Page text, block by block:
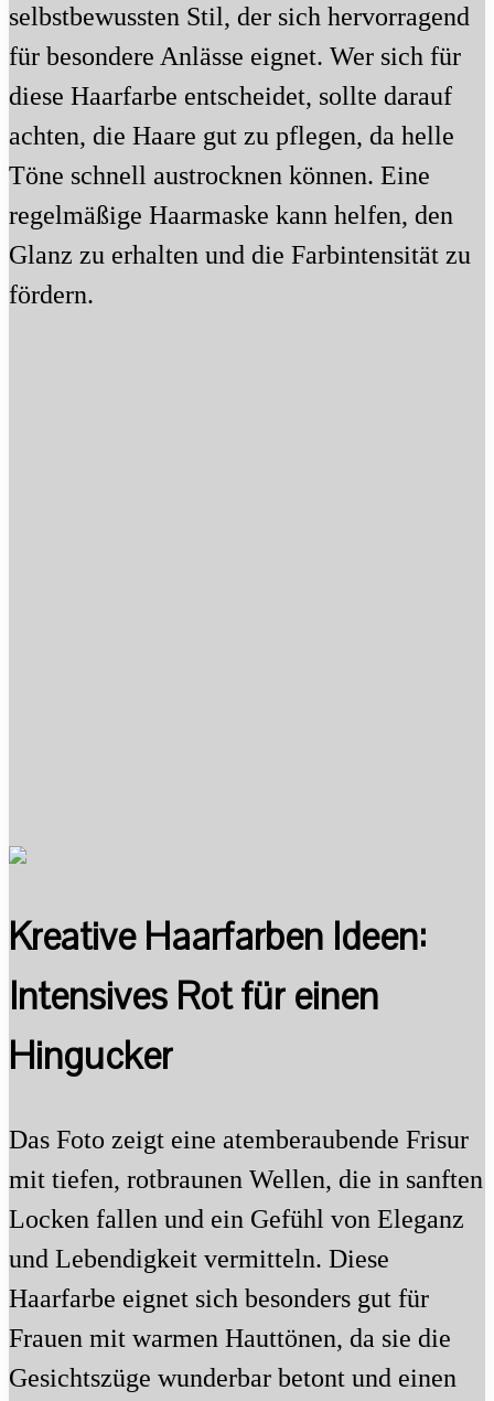
selbstbewussten Stil, der sich hervorragend
für besondere Anlässe eignet. Wer sich für
diese Haarfarbe entscheidet, sollte darauf
achten, die Haare gut zu pflegen, da helle
Töne schnell austrocknen können. Eine
regelmäßige Haarmaske kann helfen, den
Glanz zu erhalten und die Farbintensität zu
fördern.
Kreative Haarfarben Ideen:
Intensives Rot für einen
Hingucker
Das Foto zeigt eine atemberaubende Frisur
mit tiefen, rotbraunen Wellen, die in sanften
Locken fallen und ein Gefühl von Eleganz
und Lebendigkeit vermitteln. Diese
Haarfarbe eignet sich besonders gut für
Frauen mit warmen Hauttönen, da sie die
Gesichtszüge wunderbar betont und einen